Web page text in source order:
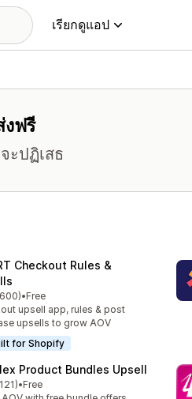
เรียกดูแอป
ฟรี
ะปฏิเสธ
Checkout Rules &
5 ดาว
600 รีวิว
•Free
upsell app, rules & post
upsells to grow AOV
for Shopify
Product Bundles Upsell
5 ดาว
รีวิว
•Free